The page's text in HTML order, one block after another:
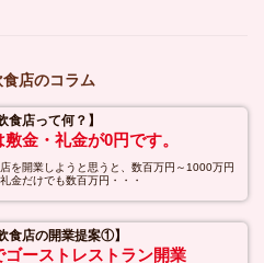
食店のコラム
食店って何？】
金・礼金が0円です。
を開業しようと思うと、数百万円～1000万円
金だけでも数百万円・・・
食店の開業提案①】
ゴーストレストラン開業